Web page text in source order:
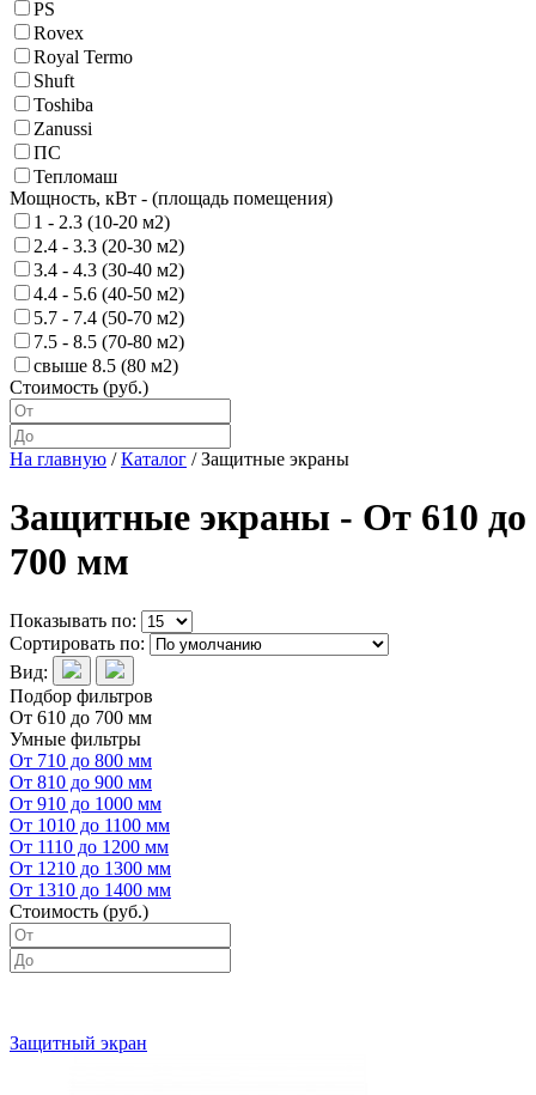
PS
Rovex
Royal Termo
Shuft
Toshiba
Zanussi
ПС
Тепломаш
Мощность, кВт - (площадь помещения)
1 - 2.3 (10-20 м2)
2.4 - 3.3 (20-30 м2)
3.4 - 4.3 (30-40 м2)
4.4 - 5.6 (40-50 м2)
5.7 - 7.4 (50-70 м2)
7.5 - 8.5 (70-80 м2)
свыше 8.5 (80 м2)
Стоимость (руб.)
На главную /Каталог /Защитные экраны
Защитные экраны - От 610 до
700 мм
Показывать по:
Сортировать по:
Вид:
Подбор фильтров
От 610 до 700 мм
Умные фильтры
От 710 до 800 мм
От 810 до 900 мм
От 910 до 1000 мм
От 1010 до 1100 мм
От 1110 до 1200 мм
От 1210 до 1300 мм
От 1310 до 1400 мм
Стоимость (руб.)
Защитный экран